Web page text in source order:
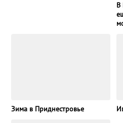
В
Зима в Приднестровье